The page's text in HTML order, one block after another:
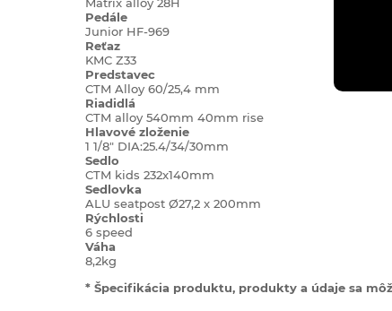
Pedále
Junior HF-969
Reťaz
KMC Z33
Predstavec
CTM Alloy 60/25,4 mm
Riadidlá
CTM alloy 540mm 40mm rise
Hlavové zloženie
1 1/8" DIA:25.4/34/30mm
Sedlo
CTM kids 232x140mm
Sedlovka
ALU seatpost Ø27,2 x 200mm
Rýchlosti
6 speed
Váha
8,2kg
* Špecifikácia produktu, produkty a údaje sa